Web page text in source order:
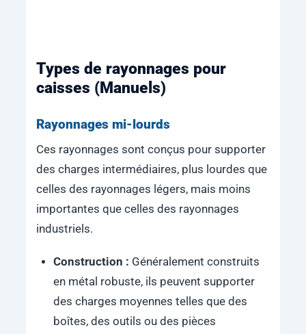
Types de rayonnages pour
caisses (Manuels)
Rayonnages mi-lourds
Ces rayonnages sont conçus pour supporter
des charges intermédiaires, plus lourdes que
celles des rayonnages légers, mais moins
importantes que celles des rayonnages
industriels.
Construction : Généralement construits
en métal robuste, ils peuvent supporter
des charges moyennes telles que des
boîtes, des outils ou des pièces